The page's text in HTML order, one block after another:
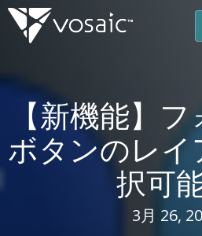
へ
ス
キ
プ
【新機能】
ボタンのレイ
択可
3月 26,